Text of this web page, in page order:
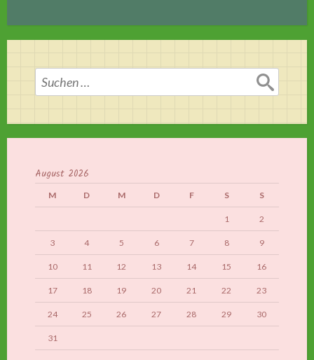
Suchen
nach:
August 2026
M D M D F S S
1 2
3 4 5 6 7 8 9
10 11 12 13 14 15 16
17 18 19 20 21 22 23
24 25 26 27 28 29 30
31